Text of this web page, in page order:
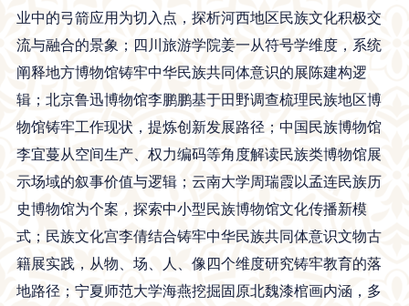
业中的弓箭应用为切入点，探析河西地区民族文化积极交
流与融合的景象；四川旅游学院姜一从符号学维度，系统
阐释地方博物馆铸牢中华民族共同体意识的展陈建构逻
辑；北京鲁迅博物馆李鹏鹏基于田野调查梳理民族地区博
物馆铸牢工作现状，提炼创新发展路径；中国民族博物馆
李宜蔓从空间生产、权力编码等角度解读民族类博物馆展
示场域的叙事价值与逻辑；云南大学周瑞霞以孟连民族历
史博物馆为个案，探索中小型民族博物馆文化传播新模
式；民族文化宫李倩结合铸牢中华民族共同体意识文物古
籍展实践，从物、场、人、像四个维度研究铸牢教育的落
地路径；宁夏师范大学海燕挖掘固原北魏漆棺画内涵，多